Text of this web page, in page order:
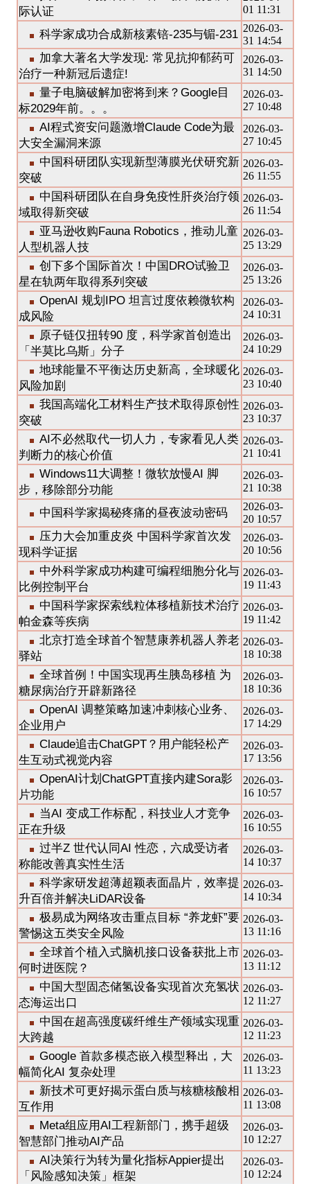
际认证
01 11:31
科学家成功合成新核素锫-235与镅-231 2026-03-
31 14:54
加拿大著名大学发现: 常见抗抑郁药可
治疗一种新冠后遗症!
2026-03-
31 14:50
量子电脑破解加密将到来？Google目
标2029年前。。。
2026-03-
27 10:48
AI程式资安问题激增Claude Code为最
大安全漏洞来源
2026-03-
27 10:45
中国科研团队实现新型薄膜光伏研究新
突破
2026-03-
26 11:55
中国科研团队在自身免疫性肝炎治疗领
域取得新突破
2026-03-
26 11:54
亚马逊收购Fauna Robotics，推动儿童
人型机器人技
2026-03-
25 13:29
创下多个国际首次！中国DRO试验卫
星在轨两年取得系列突破
2026-03-
25 13:26
OpenAI 规划IPO 坦言过度依赖微软构
成风险
2026-03-
24 10:31
原子链仅扭转90 度，科学家首创造出
「半莫比乌斯」分子
2026-03-
24 10:29
地球能量不平衡达历史新高，全球暖化
风险加剧
2026-03-
23 10:40
我国高端化工材料生产技术取得原创性
突破
2026-03-
23 10:37
AI不必然取代一切人力，专家看见人类
判断力的核心价值
2026-03-
21 10:41
Windows11大调整！微软放慢AI 脚
步，移除部分功能
2026-03-
21 10:38
中国科学家揭秘疼痛的昼夜波动密码
2026-03-
20 10:57
压力大会加重皮炎 中国科学家首次发
现科学证据
2026-03-
20 10:56
中外科学家成功构建可编程细胞分化与
比例控制平台
2026-03-
19 11:43
中国科学家探索线粒体移植新技术治疗
帕金森等疾病
2026-03-
19 11:42
北京打造全球首个智慧康养机器人养老
驿站
2026-03-
18 10:38
全球首例！中国实现再生胰岛移植 为
糖尿病治疗开辟新路径
2026-03-
18 10:36
OpenAI 调整策略加速冲刺核心业务、
企业用户
2026-03-
17 14:29
Claude追击ChatGPT？用户能轻松产
生互动式视觉内容
2026-03-
17 13:56
OpenAI计划ChatGPT直接内建Sora影
片功能
2026-03-
16 10:57
当AI 变成工作标配，科技业人才竞争
正在升级
2026-03-
16 10:55
过半Z 世代认同AI 性恋，六成受访者
称能改善真实性生活
2026-03-
14 10:37
科学家研发超薄超颖表面晶片，效率提
升百倍并解决LiDAR设备
2026-03-
14 10:34
极易成为网络攻击重点目标 “养龙虾”要
警惕这五类安全风险
2026-03-
13 11:16
全球首个植入式脑机接口设备获批上市
何时进医院？
2026-03-
13 11:12
中国大型固态储氢设备实现首次充氢状
态海运出口
2026-03-
12 11:27
中国在超高强度碳纤维生产领域实现重
大跨越
2026-03-
12 11:23
Google 首款多模态嵌入模型释出，大
幅简化AI 复杂处理
2026-03-
11 13:23
新技术可更好揭示蛋白质与核糖核酸相
互作用
2026-03-
11 13:08
Meta组应用AI工程新部门，携手超级
智慧部门推动AI产品
2026-03-
10 12:27
AI决策行为转为量化指标Appier提出
「风险感知决策」框架
2026-03-
10 12:24